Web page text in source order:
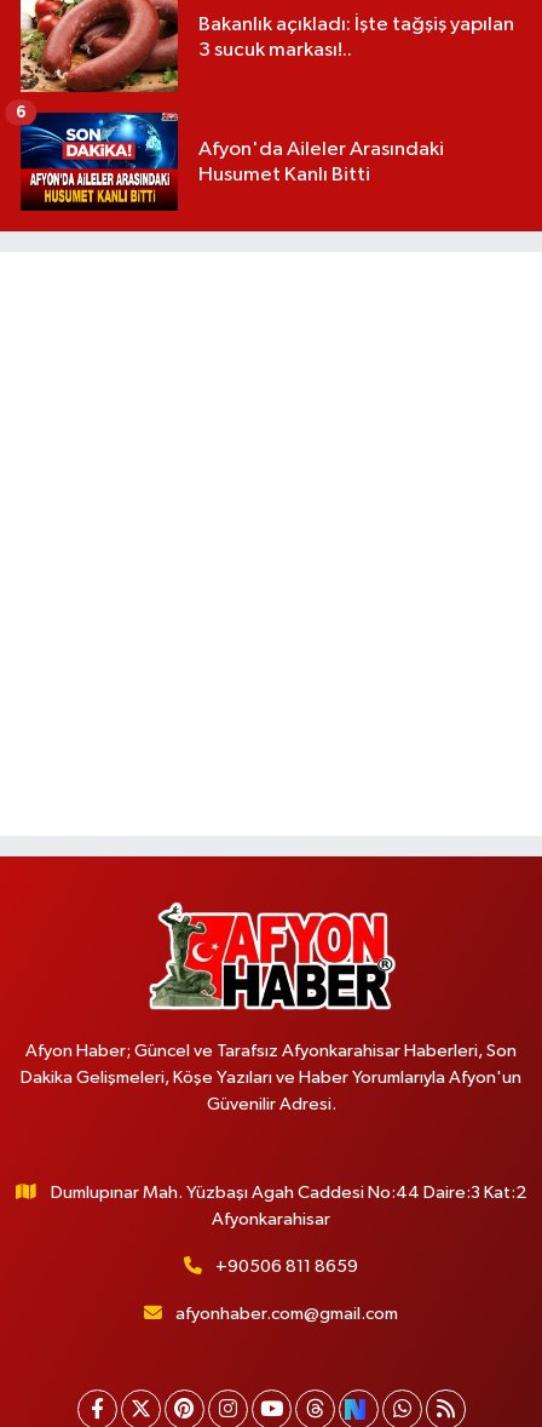
Bakanlık açıkladı: İşte tağşiş yapılan
3 sucuk markası!..
Afyon'da Aileler Arasındaki
Husumet Kanlı Bitti
6
Afyon Haber; Güncel ve Tarafsız Afyonkarahisar Haberleri, Son
Dakika Gelişmeleri, Köşe Yazıları ve Haber Yorumlarıyla Afyon'un
Güvenilir Adresi.
Dumlupınar Mah. Yüzbaşı Agah Caddesi No:44 Daire:3 Kat:2
Afyonkarahisar
+90506 811 8659
afyonhaber.com@gmail.com